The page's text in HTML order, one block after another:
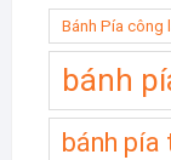
Bánh Pía công
bánh
bánh pía